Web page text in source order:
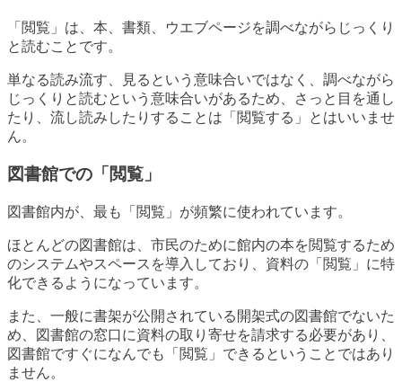
「閲覧」は、本、書類、ウエブページを調べながらじっくり
と読むことです。
単なる読み流す、見るという意味合いではなく、調べながら
じっくりと読むという意味合いがあるため、さっと目を通し
たり、流し読みしたりすることは「閲覧する」とはいいませ
ん。
図書館での「閲覧」
図書館内が、最も「閲覧」が頻繁に使われています。
ほとんどの図書館は、市民のために館内の本を閲覧するため
のシステムやスペースを導入しており、資料の「閲覧」に特
化できるようになっています。
また、一般に書架が公開されている開架式の図書館でないた
め、図書館の窓口に資料の取り寄せを請求する必要があり、
図書館ですぐになんでも「閲覧」できるということではあり
ません。